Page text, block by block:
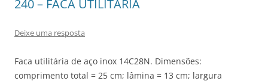
240 – FACA UTILITÁRIA
Deixe uma resposta
Faca utilitária de aço inox 14C28N. Dimensões:
comprimento total = 25 cm; lâmina = 13 cm; largura